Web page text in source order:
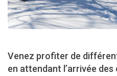
Venez profiter de
en attendant l’arrivée